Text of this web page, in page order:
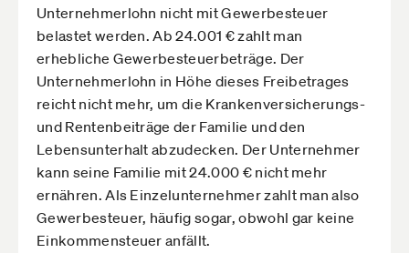
Unternehmerlohn nicht mit Gewerbesteuer
belastet werden. Ab 24.001 € zahlt man
erhebliche Gewerbesteuerbeträge. Der
Unternehmerlohn in Höhe dieses Freibetrages
reicht nicht mehr, um die Krankenversicherungs-
und Rentenbeiträge der Familie und den
Lebensunterhalt abzudecken. Der Unternehmer
kann seine Familie mit 24.000 € nicht mehr
ernähren. Als Einzelunternehmer zahlt man also
Gewerbesteuer, häufig sogar, obwohl gar keine
Einkommensteuer anfällt.